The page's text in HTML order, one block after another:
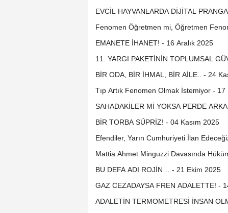
EVCİL HAYVANLARDA DİJİTAL
Fenomen Öğretmen mi, Öğretmen
EMANETE İHANET! - 16 Aralık 2025
11. YARGI PAKETİNİN TOPLUMSAL
BİR ODA, BİR İHMAL, BİR AİLE.. - 24
Tıp Artık Fenomen Olmak İstemiyor - 17
SAHADAKİLER Mİ YOKSA PERDE
BİR TORBA SÜPRİZ! - 04 Kasım 2025
Efendiler, Yarın Cumhuriyeti İlan
Mattia Ahmet Minguzzi Davasında
BU DEFA ADI ROJİN… - 21 Ekim 2025
GAZ CEZADAYSA FREN ADALETTE! -
ADALETİN TERMOMETRESİ İNSAN